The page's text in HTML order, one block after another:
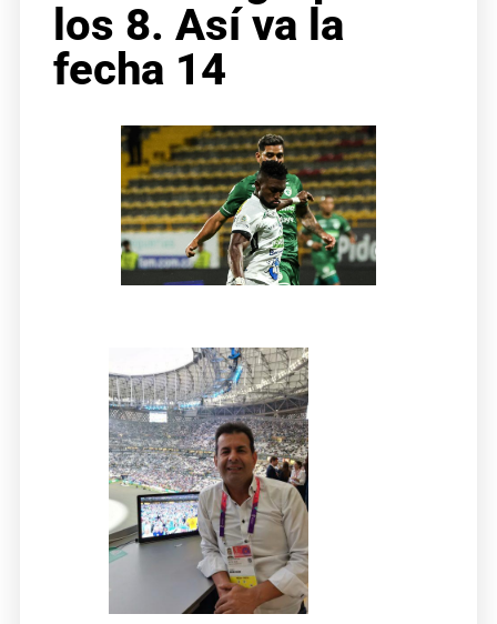
los 8. Así va la
fecha 14